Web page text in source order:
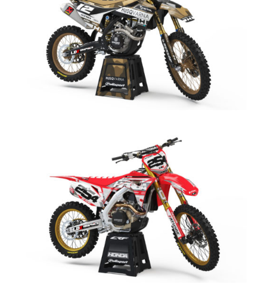
Shades Kit Husqvarna
CHF198.00
Redeemer Kit Honda
CHF198.00